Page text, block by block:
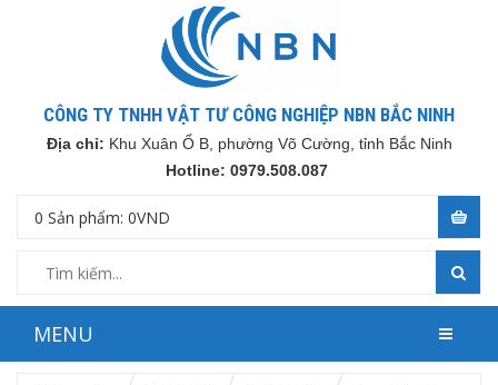
CÔNG TY TNHH VẬT TƯ CÔNG NGHIỆP NBN BẮC NINH
Địa chỉ: Khu Xuân Ổ B, phường Võ Cường, tỉnh Bắc Ninh
Hotline: 0979.508.087
0 Sản phẩm: 0VND
MENU